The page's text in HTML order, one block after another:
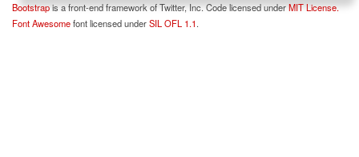
Bootstrapis a front-end framework of Twitter, Inc. Code licensed underMIT License.
Font Awesomefont licensed underSIL OFL 1.1.